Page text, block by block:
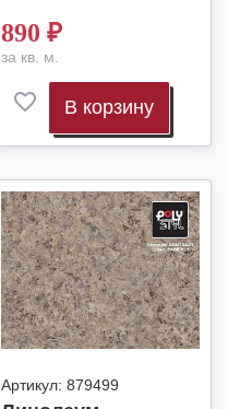
890 ₽
за кв. м.
В корзину
Артикул: 879499